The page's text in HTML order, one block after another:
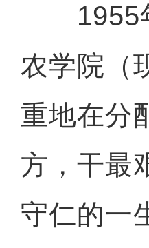
1955年
农学院（
重地在分
方，干最
守仁的一